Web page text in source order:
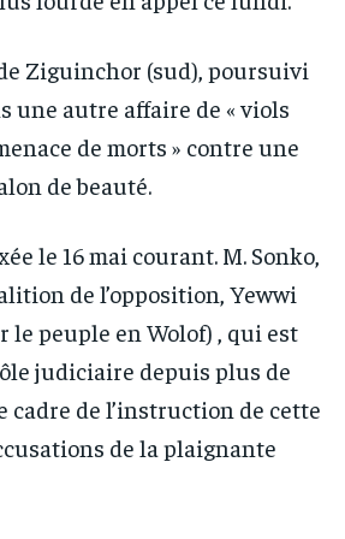
Ziguinchor (sud), poursuivi
une autre affaire de « viols
de morts » contre une
de beauté.
le 16 mai courant. M. Sonko,
de l’opposition, Yewwi
le peuple en Wolof) , qui est
judiciaire depuis plus de
cadre de l’instruction de cette
de la plaignante